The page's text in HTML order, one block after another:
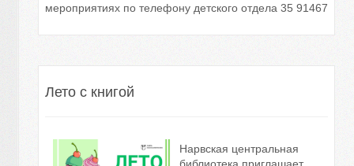
мероприятиях по телефону детского отдела 35 91467
Лето с книгой
Нарвская центральная